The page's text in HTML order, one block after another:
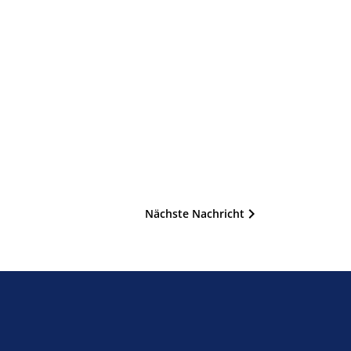
Nächste Nachricht